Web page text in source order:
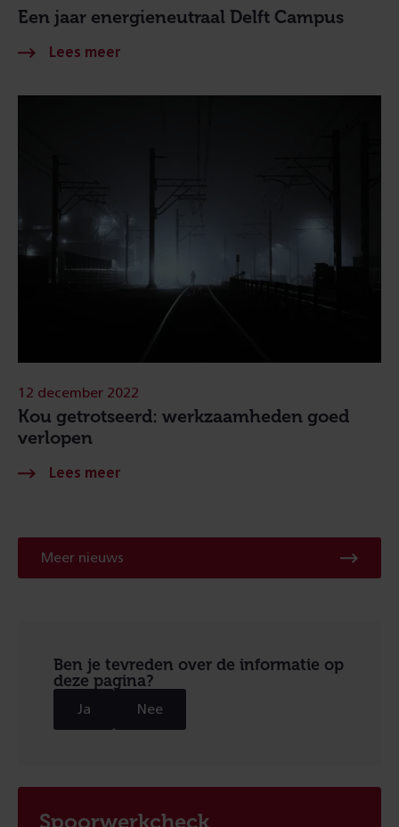
Een jaar energieneutraal Delft Campus
Kou getrotseerd: werkzaamheden goed
verlopen
12 december 2022
Meer nieuws
Ben je tevreden over de informatie op
deze pagina?
Ja Nee
Spoorwerkcheck